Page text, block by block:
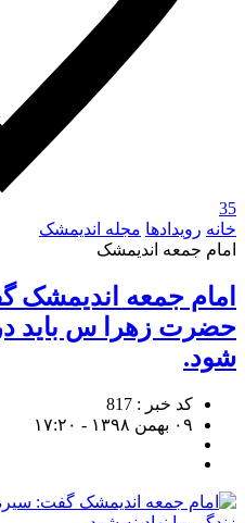
35
خانه رویدادها مجله اندیمشک
امام جمعه اندیمشک
امام جمعه
حضرت زهرا س باید در
شود.
کد خبر : 817
۰۹ بهمن ۱۳۹۸ - ۱۷:۲۰